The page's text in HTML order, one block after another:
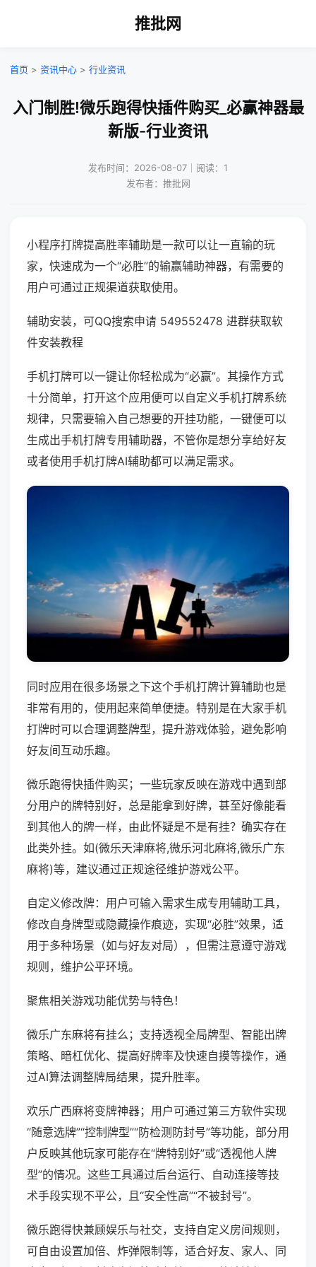
推批网
首页 > 资讯中心 > 行业资讯
入门制胜!微乐跑得快插件购买_必赢神器最
新版-行业资讯
发布时间：2026-08-07｜阅读：1
发布者：推批网
小程序打牌提高胜率辅助是一款可以让一直输的玩
家，快速成为一个“必胜”的输赢辅助神器，有需要的
用户可通过正规渠道获取使用。
辅助安装，可QQ搜索申请 549552478 进群获取软
件安装教程
手机打牌可以一键让你轻松成为“必赢”。其操作方式
十分简单，打开这个应用便可以自定义手机打牌系统
规律，只需要输入自己想要的开挂功能，一键便可以
生成出手机打牌专用辅助器，不管你是想分享给好友
或者使用手机打牌AI辅助都可以满足需求。
同时应用在很多场景之下这个手机打牌计算辅助也是
非常有用的，使用起来简单便捷。特别是在大家手机
打牌时可以合理调整牌型，提升游戏体验，避免影响
好友间互动乐趣。
微乐跑得快插件购买；一些玩家反映在游戏中遇到部
分用户的牌特别好，总是能拿到好牌，甚至好像能看
到其他人的牌一样，由此怀疑是不是有挂？确实存在
此类外挂。如(微乐天津麻将,微乐河北麻将,微乐广东
麻将)等，建议通过正规途径维护游戏公平。
自定义修改牌：用户可输入需求生成专用辅助工具，
修改自身牌型或隐藏操作痕迹，实现“必胜”效果，适
用于多种场景（如与好友对局），但需注意遵守游戏
规则，维护公平环境。
聚焦相关游戏功能优势与特色！
微乐广东麻将有挂么；支持透视全局牌型、智能出牌
策略、暗杠优化、提高好牌率及快速自摸等操作，通
过AI算法调整牌局结果，提升胜率。
欢乐广西麻将变牌神器；用户可通过第三方软件实现
“随意选牌”“控制牌型”“防检测防封号”等功能，部分用
户反映其他玩家可能存在“牌特别好”或“透视他人牌
型”的情况。这些工具通过后台运行、自动连接等技
术手段实现不平公，且“安全性高”“不被封号”。
微乐跑得快兼顾娱乐与社交，支持自定义房间规则，
可自由设置加倍、炸弹限制等，适合好友、家人、同